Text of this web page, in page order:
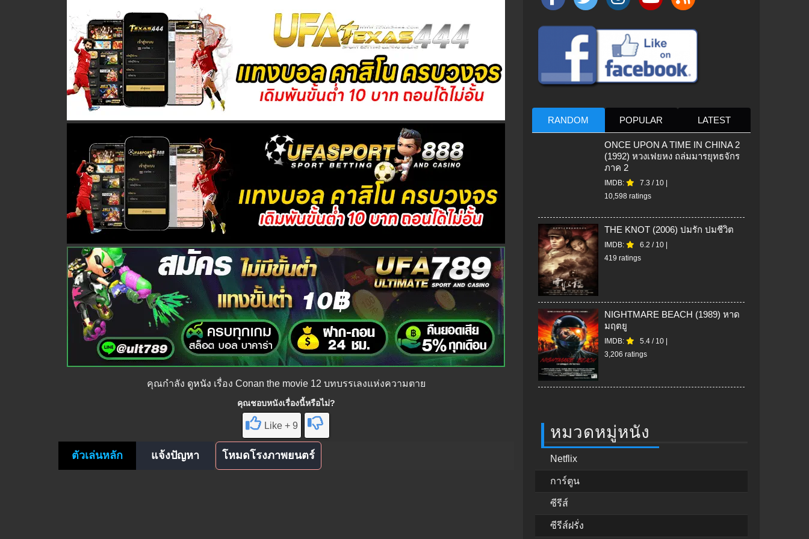
คุณกำลัง ดูหนัง เรื่อง Conan the movie 12 บทบรรเลงแห่งความตาย
คุณชอบหนังเรื่องนี้หรือไม่?
Like + 9
ตัวเล่นหลัก แจ้งปัญหา โหมดโรงภาพยนตร์
RANDOM POPULAR LATEST
ONCE UPON A TIME IN CHINA 2
(1992) หวงเฟยหง ถล่มมารยุทธจักร
ภาค 2
IMDB: 7.3 / 10
10,598 ratings
THE KNOT (2006) ปมรัก ปมชีวิต
IMDB: 6.2 / 10
419 ratings
NIGHTMARE BEACH (1989) หาด
มฤตยู
IMDB: 5.4 / 10
3,206 ratings
หมวดหมู่หนัง
Netflix
การ์ตูน
ซีรีส์
ซีรีส์ฝรั่ง